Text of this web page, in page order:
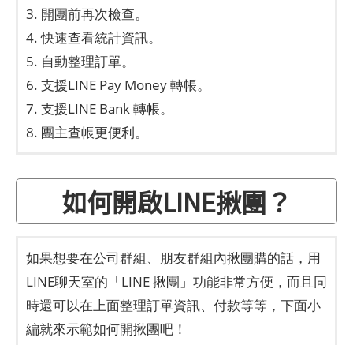
3. 開團前再次檢查。
4. 快速查看統計資訊。
5. 自動整理訂單。
6. 支援LINE Pay Money 轉帳。
7. 支援LINE Bank 轉帳。
8. 團主查帳更便利。
如何開啟LINE揪團？
如果想要在公司群組、朋友群組內揪團購的話，用
LINE聊天室的「LINE 揪團」功能非常方便，而且同
時還可以在上面整理訂單資訊、付款等等，下面小
編就來示範如何開揪團吧！